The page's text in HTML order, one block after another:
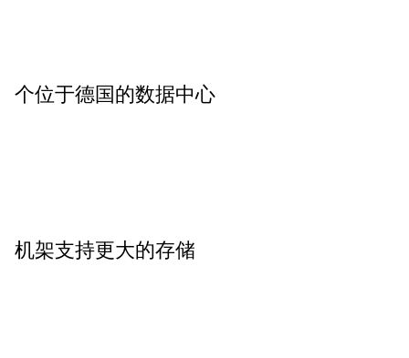
个位于德国的数据中心
机架支持更大的存储